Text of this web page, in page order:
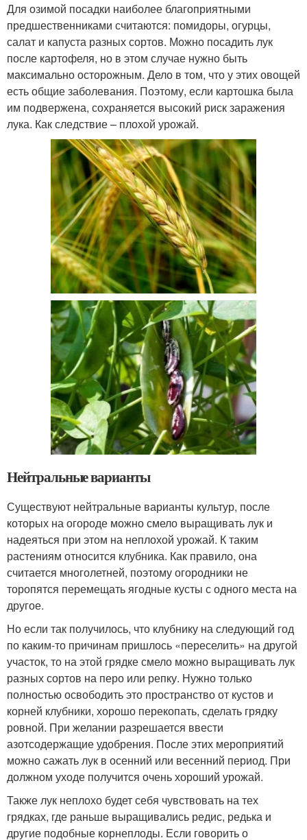
Для озимой посадки наиболее благоприятными
предшественниками считаются: помидоры, огурцы,
салат и капуста разных сортов. Можно посадить лук
после картофеля, но в этом случае нужно быть
максимально осторожным. Дело в том, что у этих овощей
есть общие заболевания. Поэтому, если картошка была
им подвержена, сохраняется высокий риск заражения
лука. Как следствие – плохой урожай.
Нейтральные варианты
Существуют нейтральные варианты культур, после
которых на огороде можно смело выращивать лук и
надеяться при этом на неплохой урожай. К таким
растениям относится клубника. Как правило, она
считается многолетней, поэтому огородники не
торопятся перемещать ягодные кусты с одного места на
другое.
Но если так получилось, что клубнику на следующий год
по каким-то причинам пришлось «переселить» на другой
участок, то на этой грядке смело можно выращивать лук
разных сортов на перо или репку. Нужно только
полностью освободить это пространство от кустов и
корней клубники, хорошо перекопать, сделать грядку
ровной. При желании разрешается ввести
азотсодержащие удобрения. После этих мероприятий
можно сажать лук в осенний или весенний период. При
должном уходе получится очень хороший урожай.
Также лук неплохо будет себя чувствовать на тех
грядках, где раньше выращивались редис, редька и
другие подобные корнеплоды. Если говорить о